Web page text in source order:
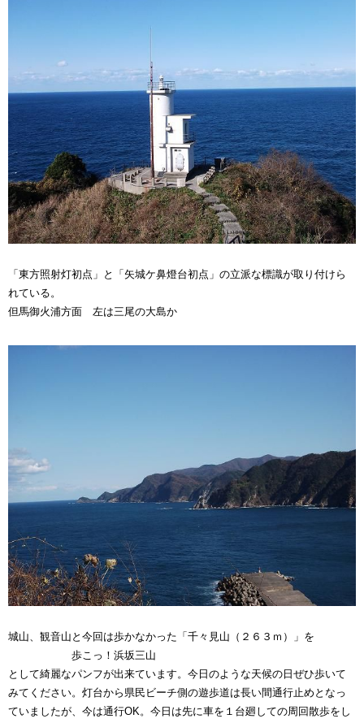
「東方照射灯初点」と「矢城ケ鼻燈台初点」の立派な標識が取り付けら
れている。
但馬御火浦方面 左は三尾の大島か
城山、観音山と今回は歩かなかった「千々見山（２６３ｍ）」を
歩こっ！浜坂三山
として綺麗なパンフが出来ています。今日のような天候の日ぜひ歩いて
みてください。灯台から県民ビーチ側の遊歩道は長い間通行止めとなっ
ていましたが、今は通行OK。今日は先に車を１台廻しての周回散歩をし